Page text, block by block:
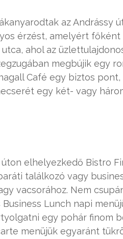
az Andrássy
érzést, amelyért
utca, ahol az
megbújik egy
Café egy biztos
egy két- vagy
elhelyezkedő Bistro
találkozó vagy
vacsorához. Nem
Lunch napi
egy pohár finom
menüjük egyaránt